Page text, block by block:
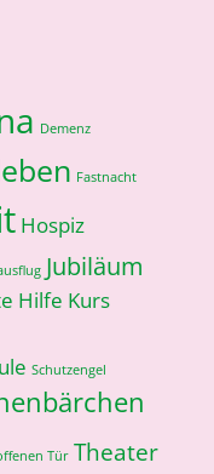
Demenz
Fastnacht
Hospiz
Jubiläum
Hilfe Kurs
Schutzengel
Tür Theater